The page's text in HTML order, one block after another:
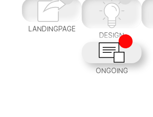
LANDINGPAGE
DESIGN
ONGOING